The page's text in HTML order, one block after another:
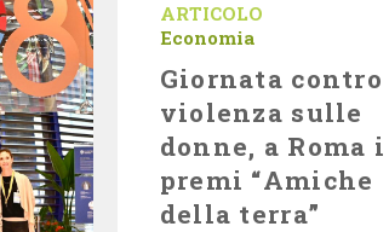
ARTICOLO
Economia
Giornata
violenza sulle
donne, a Roma i
premi “Amiche
della terra”